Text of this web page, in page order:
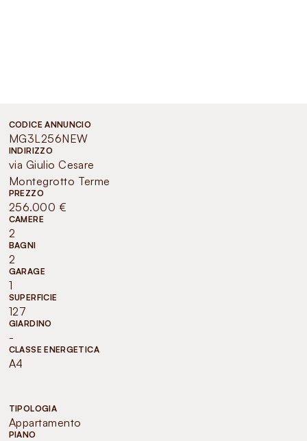
CODICE ANNUNCIO
MG3L256NEW
INDIRIZZO
via Giulio Cesare
Montegrotto Terme
PREZZO
256.000 €
CAMERE
2
BAGNI
2
GARAGE
1
SUPERFICIE
127
GIARDINO
-
CLASSE ENERGETICA
A4
TIPOLOGIA
Appartamento
PIANO